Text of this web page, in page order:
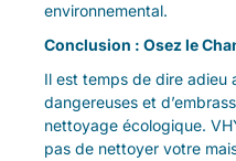
environnemental.
Conclusion : Osez le
Il est temps de dire adieu
dangereuses et
nettoyage écologique.
pas de nettoyer votre